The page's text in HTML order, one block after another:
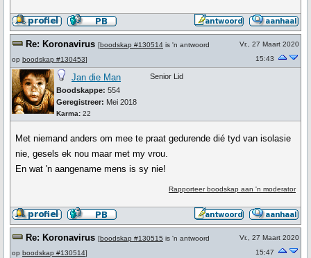
Re: Koronavirus [boodskap #130514 is 'n antwoord
op boodskap #130453]
Vr., 27 Maart 2020
15:43
Jan die Man
Boodskappe: 554
Geregistreer: Mei 2018
Karma: 22
Senior Lid
Met niemand anders om mee te praat gedurende dié tyd van isolasie
nie, gesels ek nou maar met my vrou.
En wat 'n aangename mens is sy nie!
Rapporteer boodskap aan 'n moderator
Re: Koronavirus [boodskap #130515 is 'n antwoord
op boodskap #130514]
Vr., 27 Maart 2020
15:47